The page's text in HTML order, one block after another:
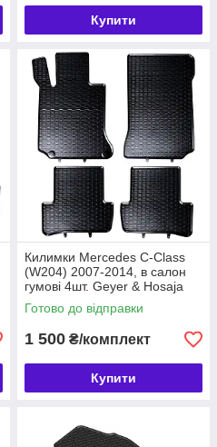
Купити
Килимки Mercedes C-Class
(W204) 2007-2014, в салон
гумові 4шт. Geyer & Hosaja
Польща (860/4C)
Готово до відправки
1 500 ₴/комплект
Купити